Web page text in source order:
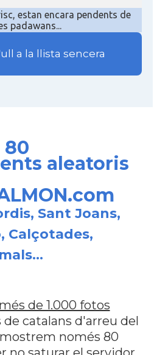
estan encara pendents de
padawans...
a la llista sencera
80
aleatoris
Sant Joans,
Calçotades,
més de 1.000 fotos
catalans d'arreu del
només 80